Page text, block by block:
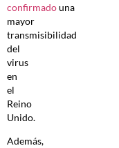
confirmadouna
mayor
transmisibilidad
del
virus
en
el
Reino
Unido.
Además,